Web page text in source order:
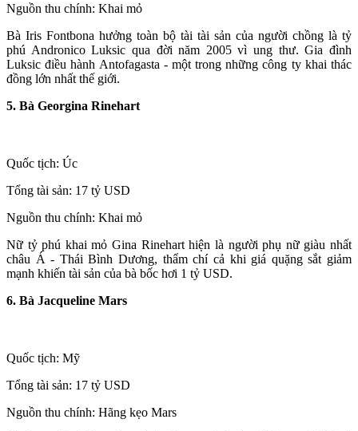
Nguồn thu chính: Khai mỏ
Bà Iris Fontbona hưởng toàn bộ tài tài sản của người chồng là tỷ
phú Andronico Luksic qua đời năm 2005 vì ung thư. Gia đình
Luksic điều hành Antofagasta - một trong những công ty khai thác
đồng lớn nhất thế giới.
5. Bà Georgina Rinehart
Quốc tịch: Úc
Tổng tài sản: 17 tỷ USD
Nguồn thu chính: Khai mỏ
Nữ tỷ phú khai mỏ Gina Rinehart hiện là người phụ nữ giàu nhất
châu Á - Thái Bình Dương, thẩm chí cả khi giá quặng sắt giảm
mạnh khiến tài sản của bà bốc hơi 1 tỷ USD.
6. Bà Jacqueline Mars
Quốc tịch: Mỹ
Tổng tài sản: 17 tỷ USD
Nguồn thu chính: Hãng kẹo Mars